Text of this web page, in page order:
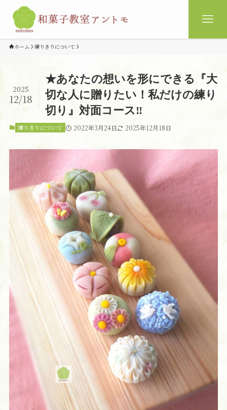
ホーム 練りきりについて
★あなたの想いを形にできる『大
切な人に贈りたい！私だけの練り
切り』対面コース‼
2025
12/18
練りきりについて 2022年3月24日 2025年12月18日